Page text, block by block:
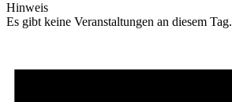
Hinweis
Es gibt keine Veranstaltungen an diesem Tag.